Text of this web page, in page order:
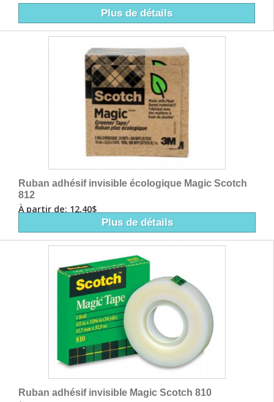
Plus de détails
Ruban adhésif invisible écologique Magic Scotch
812
À partir de: 12,40$
Plus de détails
Ruban adhésif invisible Magic Scotch 810